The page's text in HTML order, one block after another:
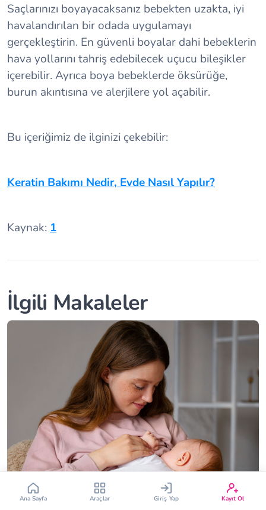
Saçlarınızı boyayacaksanız bebekten uzakta, iyi
havalandırılan bir odada uygulamayı
gerçekleştirin. En güvenli boyalar dahi bebeklerin
hava yollarını tahriş edebilecek uçucu bileşikler
içerebilir. Ayrıca boya bebeklerde öksürüğe,
burun akıntısına ve alerjilere yol açabilir.
Bu içeriğimiz de ilginizi çekebilir:
Keratin Bakımı Nedir, Evde Nasıl Yapılır?
Kaynak: 1
İlgili Makaleler
Bebek İsim Bulucu
Bebek Aşı Takvimi
Vücut Kitle Endeksi Gebelik Hesaplama
Yumurtlama Hesaplama Gebe Sözlüğü
Ana Sayfa Araçlar Giriş Yap Kayıt Ol